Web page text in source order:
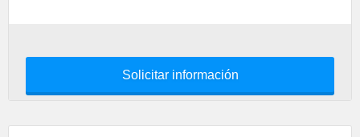
Solicitar información